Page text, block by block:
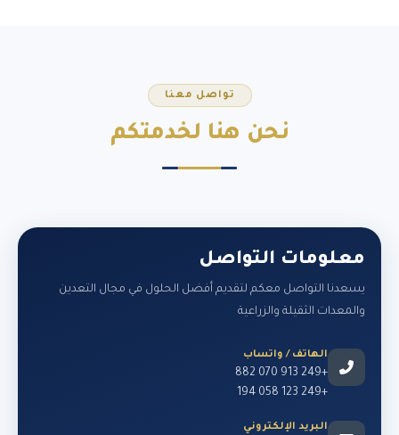
تواصل معنا
نحن هنا لخدمتكم
معلومات التواصل
يسعدنا التواصل معكم لتقديم أفضل الحلول في مجال التعدين
والمعدات الثقيلة والزراعية
الهاتف / واتساب
+249 913 070 882
+249 123 058 194
البريد الإلكتروني